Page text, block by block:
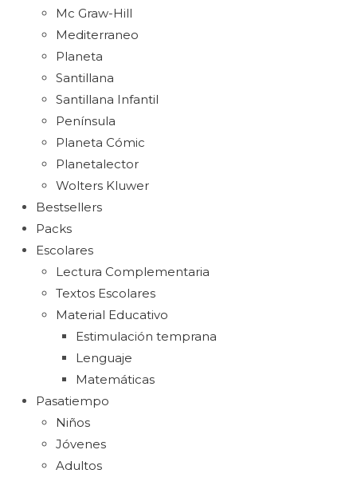
Mc Graw-Hill
Mediterraneo
Planeta
Santillana
Santillana Infantil
Península
Planeta Cómic
Planetalector
Wolters Kluwer
Bestsellers
Packs
Escolares
Lectura Complementaria
Textos Escolares
Material Educativo
Estimulación temprana
Lenguaje
Matemáticas
Pasatiempo
Niños
Jóvenes
Adultos